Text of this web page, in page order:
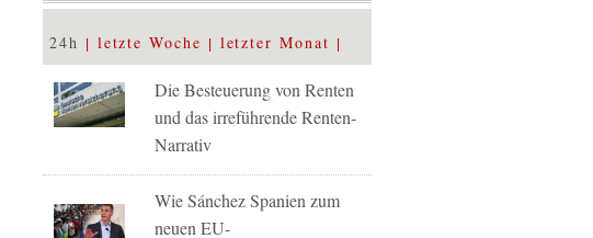
24h letzte Woche letzter Monat
Die Besteuerung von Renten
und das irreführende Renten-
Narrativ
Wie Sánchez Spanien zum
neuen EU-